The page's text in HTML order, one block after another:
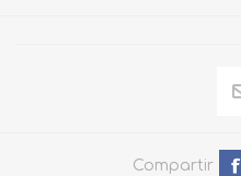
Compartir